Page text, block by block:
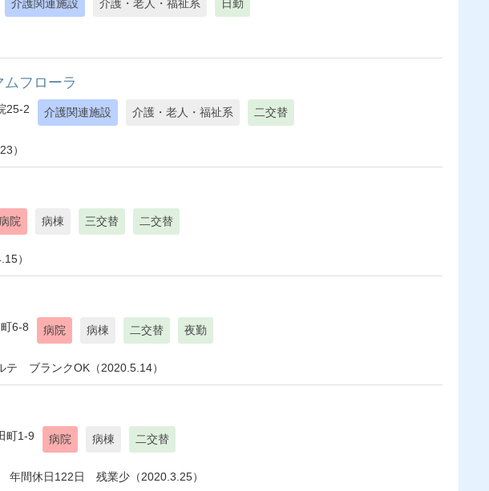
介護関連施設 介護・老人・福祉系 日勤
フローラ
25-2 介護関連施設 介護・老人・福祉系 二交替
）
院 病棟 三交替 二交替
）
6-8 病院 病棟 二交替 夜勤
ブランクOK（2020.5.14）
町1-9 病院 病棟 二交替
間休日122日 残業少（2020.3.25）